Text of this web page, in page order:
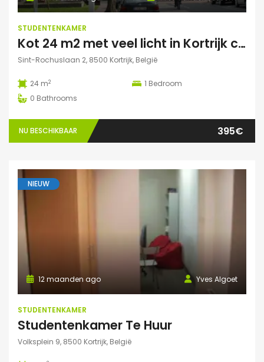
STUDENTENKAMER
Kot 24 m2 met veel licht in Kortrijk centraal gelegen.
Sint-Rochuslaan 2, 8500 Kortrijk, België
24 m2 1 Bedroom
0 Bathrooms
NU BESCHIKBAAR 395€
NIEUW
Yves Algoet
12 maanden ago
STUDENTENKAMER
Studentenkamer Te Huur
Volksplein 9, 8500 Kortrijk, België